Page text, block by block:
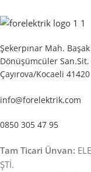
Şekerpınar Mah.
Dönüşümcüler
Çayırova/Kocaeli 41420
info@forelektrik.com
0850 305 47 95
Tam Ticari Ünvan:
ŞTİ.